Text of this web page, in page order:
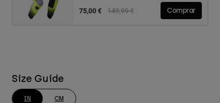
Price reduced from
149,99 €to
75,00 € Comprar
Size Guide
IN CM